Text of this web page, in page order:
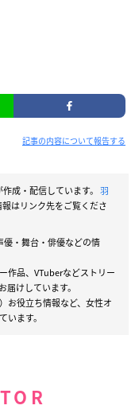
記事の内容について報告する
成・配信しています。 羽
報はリンク先をご覧くださ
・舞台・俳優などの情
作品、VTuberなどストリー
けしています。
お役立ち情報など、女性オ
ます。